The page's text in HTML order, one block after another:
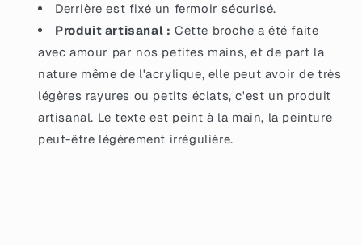
Derrière est fixé un fermoir sécurisé.
Produit artisanal : Cette broche a été faite
avec amour par nos petites mains, et de part la
nature même de l'acrylique, elle peut avoir de très
légères rayures ou petits éclats, c'est un produit
artisanal. Le texte est peint à la main, la peinture
peut-être légèrement irrégulière.